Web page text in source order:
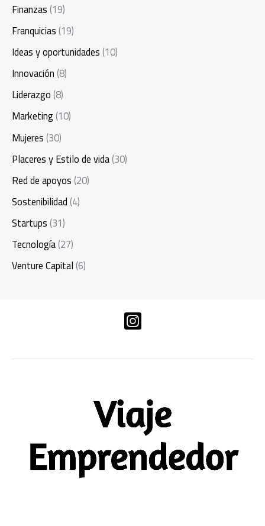
Finanzas(19)
Franquicias(19)
Ideas y oportunidades(10)
Innovación(8)
Liderazgo(8)
Marketing(10)
Mujeres(30)
Placeres y Estilo de vida(30)
Red de apoyos(20)
Sostenibilidad(4)
Startups(31)
Tecnología(27)
Venture Capital(6)